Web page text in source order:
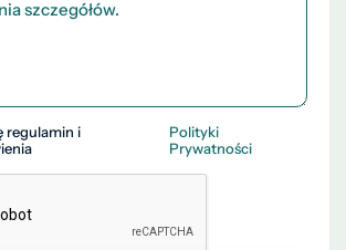
regulamin i
Polityki
Prywatności